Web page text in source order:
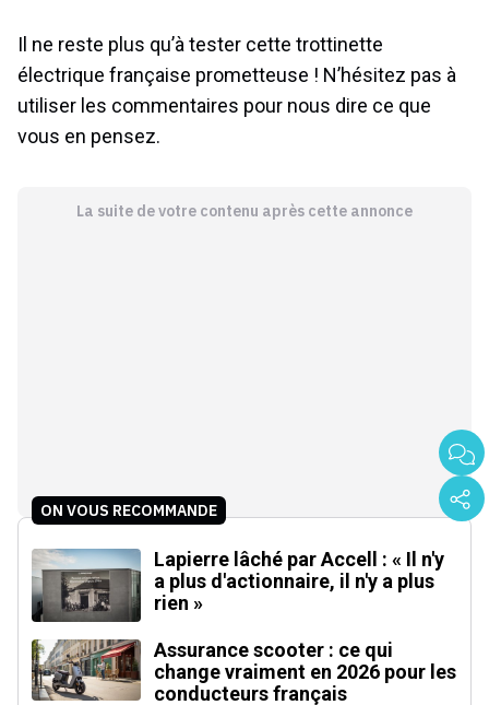
Il ne reste plus qu’à tester cette trottinette
électrique française prometteuse ! N’hésitez pas à
utiliser les commentaires pour nous dire ce que
vous en pensez.
La suite de votre contenu après cette annonce
ON VOUS RECOMMANDE
Lapierre lâché par Accell : « Il n'y
a plus d'actionnaire, il n'y a plus
rien »
Assurance scooter : ce qui
change vraiment en 2026 pour les
conducteurs français